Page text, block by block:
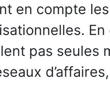
en compte
pas seules